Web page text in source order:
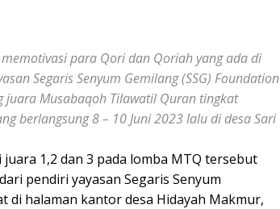
para Qori dan Qoriah yang ada di
Segaris Senyum Gemilang (SSG) Foundation
Musabaqoh Tilawatil Quran tingkat
berlangsung 8 – 10 Juni 2023 lalu di desa Sari
1,2 dan 3 pada lomba MTQ tersebut
pendiri yayasan Segaris Senyum
di halaman kantor desa Hidayah Makmur,